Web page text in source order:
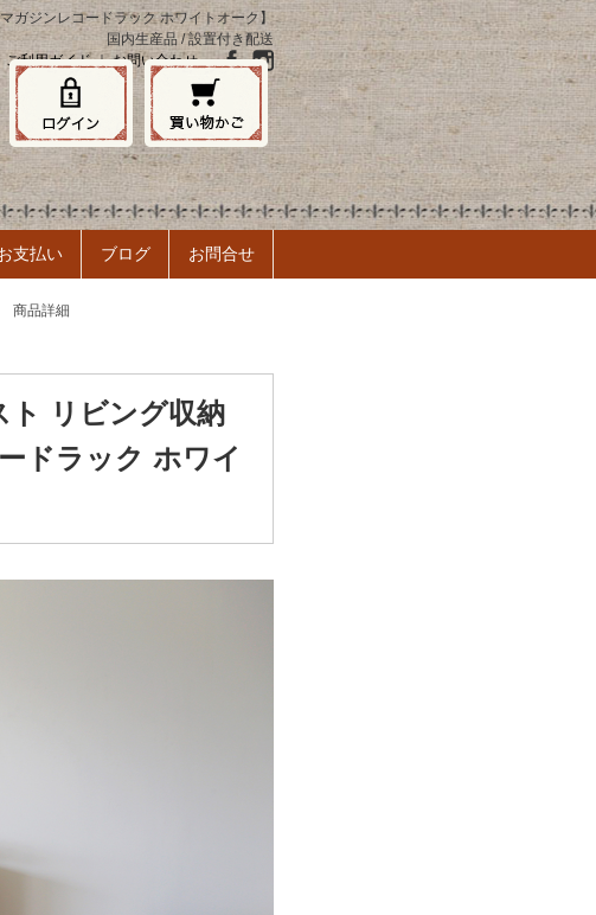
ガジンレコードラック ホワイトオーク】
国内生産品 / 設置付き配送
ご利用ガイド｜お問い合わせ
支払い ブログ お問合せ
品詳細
ト リビング収納
ドラック ホワイ